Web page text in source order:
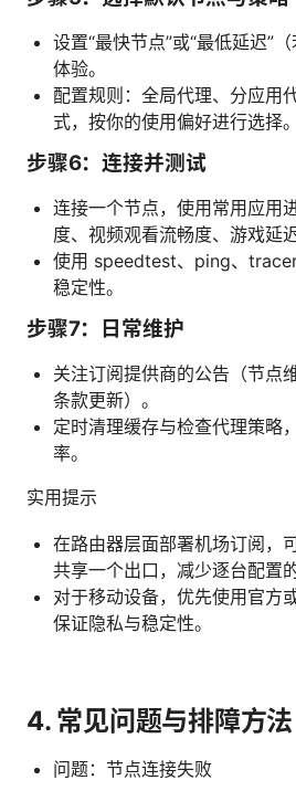
设置“最快节点”或“最低延迟”
体验。
配置规则：全局代理、分应用
式，按你的使用偏好进行选择。
步骤6：连接并测试
连接一个节点，使用常用应用
度、视频观看流畅度、游戏延迟
使用 speedtest、ping、
稳定性。
步骤7：日常维护
关注订阅提供商的公告（节点
条款更新）。
定时清理缓存与检查代理策略
率。
实用提示
在路由器层面部署机场订阅，
共享一个出口，减少逐台配置
对于移动设备，优先使用官方
保证隐私与稳定性。
4. 常见问题与排障方法
问题：节点连接失败